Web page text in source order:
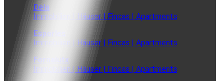
Deia
Immobilien | Häuser | Fincas | Apartments
Esporles
Immobilien | Häuser | Fincas | Apartments
Fornalutx
Immobilien | Häuser | Fincas | Apartments